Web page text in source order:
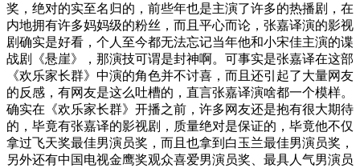
奖，绝对的实至名归的，前些年也是主演了许多的热播剧，在
内地拥有许多妈妈级的粉丝，而且平心而论，张嘉译演的影视
剧确实是好看，个人至今都无法忘记当年他和小宋佳主演的谍
战剧《悬崖》，那演技可谓是封神啊。可事实是张嘉译在这部
《欢乐家长群》中演的角色并不讨喜，而且还引起了大量网友
的反感，有网友是这么吐槽的，直言张嘉译演啥都一个模样。
确实在《欢乐家长群》开播之前，许多网友还是抱有很大期待
的，毕竟有张嘉译的影视剧，质量绝对是保证的，毕竟他不仅
拿过飞天奖最佳男演员奖，而且也拿到白玉兰最佳男演员奖，
另外还有中国电视金鹰奖观众喜爱男演员奖、最具人气男演员